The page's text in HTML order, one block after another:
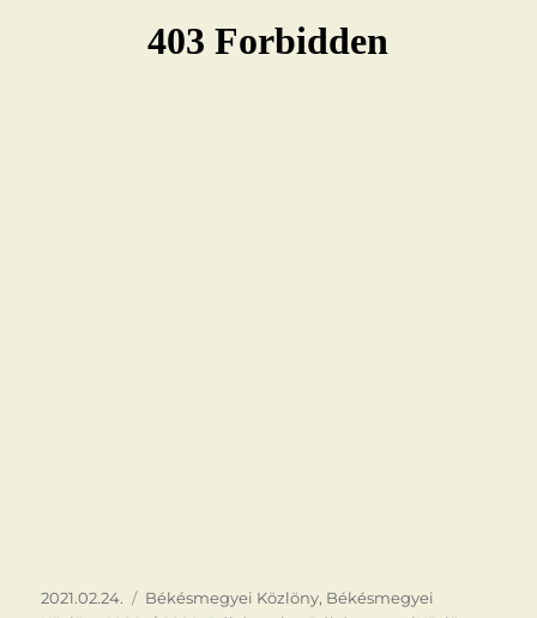
Közzétéve
2021.02.24. Kategória
Békésmegyei Közlöny, Békésmegyei